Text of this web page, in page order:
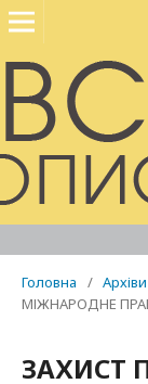
Головна / Архіви
МІЖНАРОДНЕ
ЗАХИСТ